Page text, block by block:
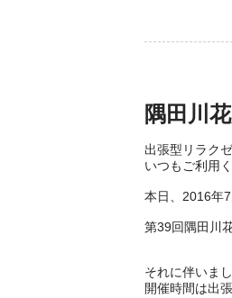
隅田川
出張型リラク
いつもご利用
本日、2016年
第39回隅田川
それに伴いま
開催時間は出